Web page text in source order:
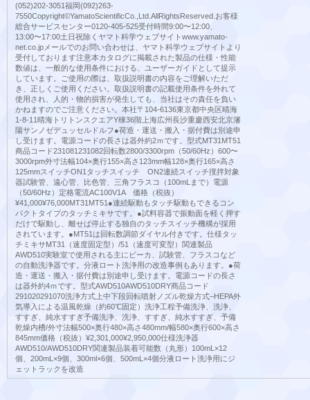
(052)202-3051福岡(092)263-
7550Copyright©YamatoScientificCo.,Ltd.AllRightsReserved.お客様
総合サービスセンター0120-405-525受付時間9:00〜12:00、
13:00〜17:00土日祝除くヤマト科学ウェブサイトwww.yamato-
net.co.jpメールでのお問い合わせは、ヤマト科学ウェブサイトより
受付しております注意本カタログに掲載された製品の仕様・性能
数値は、一般的な使用条件における、ユーザーガイドとして提示
しています。ご使用の際は、取扱説明書の内容をご理解いただ
き、正しくご使用ください。取扱説明書の記載使用条件を外れて
使用され、人的・物的損害が発生しても、当社はその責任を負い
かねますのでご注意ください。本社〒104-6136東京都中央区晴海
1-8-11晴海トリトンスクエアY棟36階上海広州長沙重慶西安北京瀋
陽サンノゼデュッセルドルフ●荷造・運送・搬入・据付費は別途申
し受けます。電源コードの長さは器外約2ｍです。型式MT31MT51
商品コード231081231082回転数2800/3300rpm（50/60Hz）600〜
3000rpm外寸法幅104×奥行155×高さ123mm幅128×奥行165×高さ
125mmスイッチON1タッチスイッチ ON2連続スイッチ撹拌対象
器試験管、遠心管、比色管、三角フラスコ（100mLまで）電源
（50/60Hz）定格電流AC100V1A 価格（税抜）
¥41,000¥76,000MT31MT51●連続駆動もタッチ駆動もできるコン
パクトタイプのタッチミキサです。●試料容器で振動面を軽く押す
だけで駆動し、離せば停止する独自のタッチスイッチ機構が採用
されています。●MT51は回転数調節ダイヤル付きです。仕様タッ
チミキサMT31（速度固定型）/51（速度可変型）関連製品
AWD510実験室で使用される主にビーカ、試験管、フラスコなど
の自動洗浄器です。分液ロート洗浄用の改造事例もあります。●荷
造・運送・搬入・据付費は別途申し受けます。電源コードの長さ
は器外約4ｍです。型式AWD510AWD510DRY商品コード
291020291070洗浄方式上中下段回転噴射ノズル乾燥方式−HEPA外
気導入による温風乾燥（約60℃固定）洗浄工程予備洗浄、洗浄、
すすぎ、純水すすぎ予備洗浄、洗浄、すすぎ、純水すすぎ、予備
乾燥内槽/外寸法幅500×奥行480×高さ480mm/幅580×奥行600×高さ
845mm価格（税抜）¥2,301,000¥2,950,000仕様洗浄器
AWD510/AWD510DRY関連製品装着可能数（丸形）100mL×12
個、200mL×9個、300ml×6個、500mL×4個分液ロート洗浄用にジ
ェットラックを改造